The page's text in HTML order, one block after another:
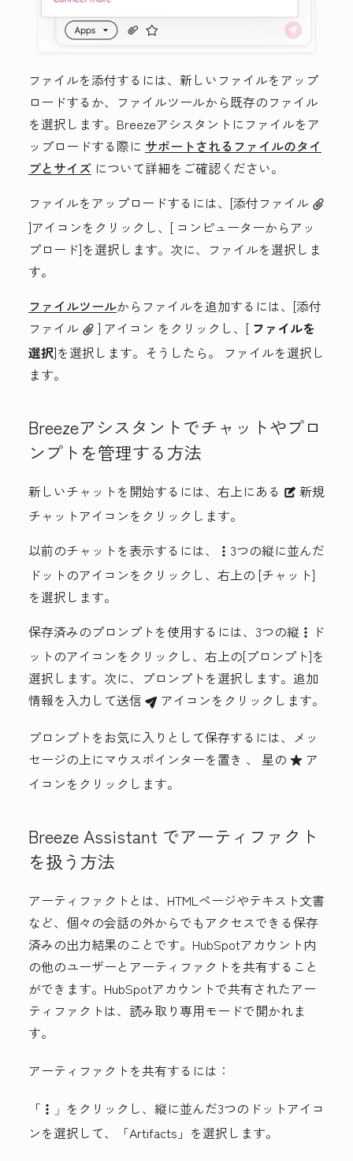
ファイルを添付するには、新しいファイルをアップ
ロードするか、ファイルツールから既存のファイル
を選択します。Breezeアシスタントにファイルをア
ップロードする際に サポートされるファイルのタイ
プとサイズ について詳細をご確認ください。
ファイルをアップロードするには、[添付ファイル attach
]アイコンをクリックし、[ コンピューターからアッ
プロード]を選択します。 次に、ファイルを選択しま
す。
ファイルツールからファイルを追加するには、[添付
ファイル attach ] アイコン をクリックし、[ ファイルを
選択]を選択します。そうしたら。 ファイルを選択し
ます。
Breezeアシスタントでチャットやプロ
ンプトを管理する方法
新しいチャットを開始するには、右上にある description 新規
チャットアイコンをクリックします。
以前のチャットを表示するには、
verticalMenu 3つの縦に並んだ
ドットのアイコンをクリックし、右上の [チャット]
を選択します。
保存済みのプロンプトを使用するには、 3つの縦 verticalMenu
ド
ットのアイコンをクリックし、右上の[プロンプト]を
選択します。 次に、プロンプトを選択します。追加
情報を入力して送信 breezeSendIcon アイコンをクリックします。
プロンプトをお気に入りとして保存するには、メッ
セージの上にマウスポインターを置き 、 星の favorite ア
イコンをクリックします。
Breeze Assistant でアーティファクト
を扱う方法
アーティファクトとは、HTMLページやテキスト文書
など、個々の会話の外からでもアクセスできる保存
済みの出力結果のことです。HubSpotアカウント内
の他のユーザーとアーティファクトを共有すること
ができます。HubSpotアカウントで共有されたアー
ティファクトは、読み取り専用モードで開かれま
す。
アーティファクトを共有するには：
「 verticalMenu」 をクリックし、縦に並んだ3つのドットアイコ
ンを選択して、「Artifacts」 を選択します。